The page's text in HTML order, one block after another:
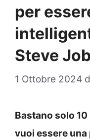
per
Steve
1 Ottobre 2024
Bastano solo
vuoi essere